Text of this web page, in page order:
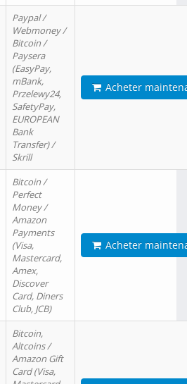
Paypal /
Webmoney /
Bitcoin /
Paysera
(EasyPay,
mBank,
Przelewy24,
SafetyPay,
EUROPEAN
Bank
Transfer) /
Skrill
Acheter
Bitcoin /
Perfect
Money /
Amazon
Payments
(Visa,
Mastercard,
Amex,
Discover
Card, Diners
Club, JCB)
Acheter
Bitcoin,
Altcoins /
Amazon Gift
Card (Visa,